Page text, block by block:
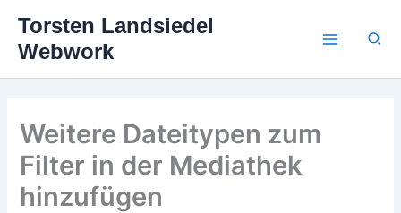
Inhalt
springen
Torsten Landsiedel
Webwork
Weitere Dateitypen zum
Filter in der Mediathek
hinzufügen